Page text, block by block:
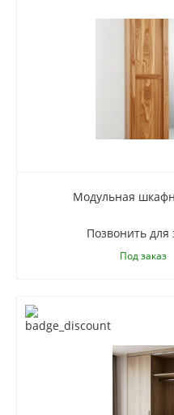
Модульная
Позвонить
Под заказ